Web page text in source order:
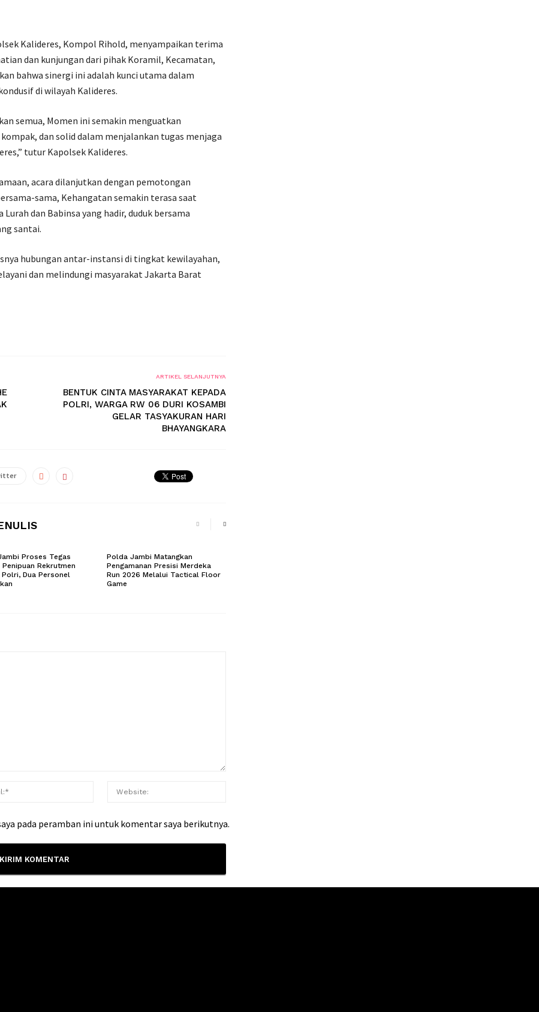
Kalideres, Kompol Rihold, menyampaikan terima
dan kunjungan dari pihak Koramil, Kecamatan,
bahwa sinergi ini adalah kunci utama dalam
di wilayah Kalideres.
semua, Momen ini semakin menguatkan
dan solid dalam menjalankan tugas menjaga
tutur Kapolsek Kalideres.
acara dilanjutkan dengan pemotongan
sama, Kehangatan semakin terasa saat
dan Babinsa yang hadir, duduk bersama
santai.
hubungan antar-instansi di tingkat kewilayahan,
dan melindungi masyarakat Jakarta Barat
ARTIKEL SELANJUTNYA
BENTUK CINTA MASYARAKAT KEPADA
POLRI, WARGA RW 06 DURI KOSAMBI
GELAR TASYAKURAN HARI
BHAYANGKARA
Proses Tegas
Penipuan Rekrutmen
Polri, Dua Personel
Polda Jambi Matangkan
Pengamanan Presisi Merdeka
Run 2026 Melalui Tactical Floor
Game
pada peramban ini untuk komentar saya berikutnya.